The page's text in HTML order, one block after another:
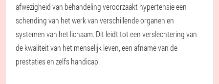
afwezigheid van behandeling veroorzaakt hypertensie een
schending van het werk van verschillende organen en
systemen van het lichaam. Dit leidt tot een verslechtering van
de kwaliteit van het menselijk leven, een afname van de
prestaties en zelfs handicap.